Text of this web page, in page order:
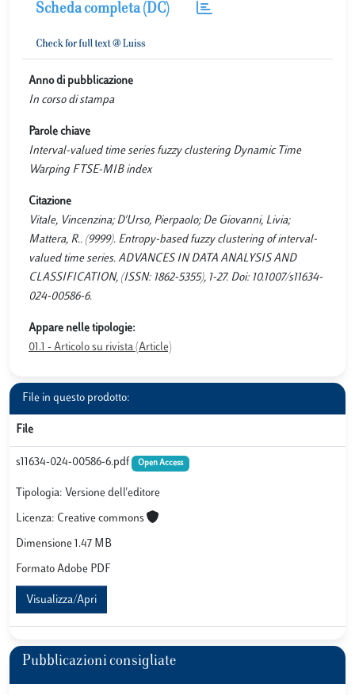
Scheda completa (DC)
Anno di pubblicazione
In corso di stampa
Parole chiave
Interval-valued time series fuzzy clustering Dynamic Time
Warping FTSE-MIB index
Citazione
Vitale, Vincenzina; D'Urso, Pierpaolo; De Giovanni, Livia;
Mattera, R.. (9999). Entropy-based fuzzy clustering of interval-
valued time series. ADVANCES IN DATA ANALYSIS AND
CLASSIFICATION, (ISSN: 1862-5355), 1-27. Doi: 10.1007/s11634-
024-00586-6.
Appare nelle tipologie:
01.1 - Articolo su rivista (Article)
File in questo prodotto:
File
s11634-024-00586-6.pdf Open Access
Tipologia: Versione dell'editore
Licenza: Creative commons
Dimensione 1.47 MB
Formato Adobe PDF
Visualizza/Apri
Pubblicazioni consigliate